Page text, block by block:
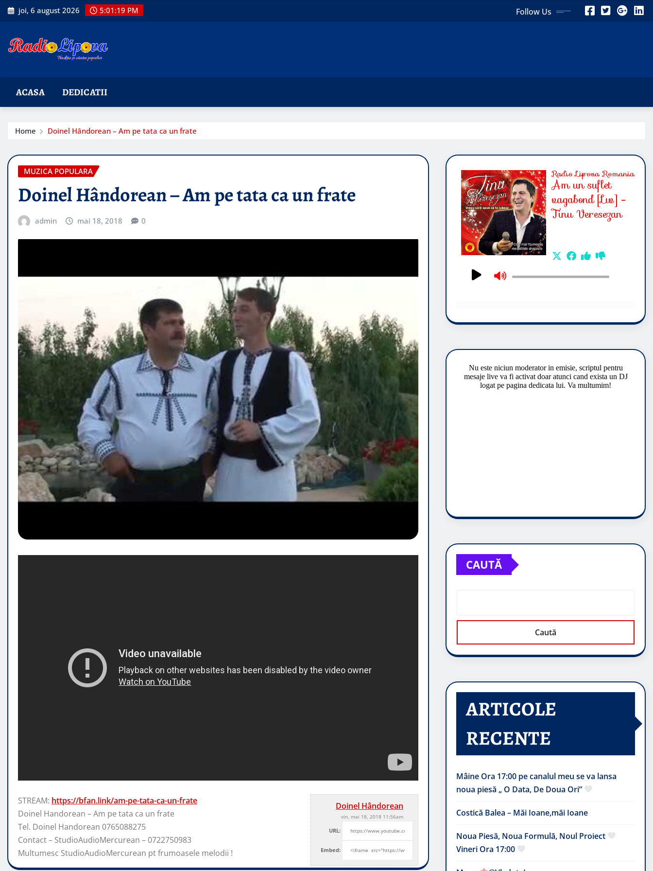
Skip
to
joi, 6 august 2026 5:01:21 PM Follow Us
ACASA DEDICATII
Home Doinel Hândorean – Am pe tata ca un frate
MUZICA POPULARA
Doinel Hândorean – Am pe tata ca un frate
admin mai 18, 2018 0
Doinel Hândorean
vin, mai 18, 2018 11:56am
URL:
Embed:
STREAM: https://bfan.link/am-pe-tata-ca-un-frate
Doinel Handorean – Am pe tata ca un frate
Tel. Doinel Handorean 0765088275
Contact – StudioAudioMercurean – 0722750983
Multumesc StudioAudioMercurean pt frumoasele melodii !
CAUTĂ
Caută
ARTICOLE
RECENTE
Mâine Ora 17:00 pe canalul meu se va lansa
noua piesă „ O Data, De Doua Ori”
Costică Balea – Măi Ioane,măi Ioane
Noua Piesă, Noua Formulă, Noul Proiect
Vineri Ora 17:00